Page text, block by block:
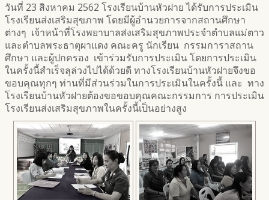
วันที่ 23 สิงหาคม 2562 โรงเรียนบ้านหัวฝาย ได้รับการประเมิน
โรงเรียนส่งเสริมสุขภาพ โดยมีผู้อำนวยการจากสถานศึกษา
ต่างๆ เจ้าหน้าที่โรงพยาบาลส่งเสริมสุขภาพประจำตำบลแม่ตาว
และตำบลพระธาตุผาแดง คณะครู นักเรียน กรรมการาสถาน
ศึกษา และผู้ปกครอง เข้าร่วมรับการประเมิน โดยการประเมิน
ในครั้งนี้สำเร็จลุล่วงไปได้ด้วยดี ทางโรงเรียนบ้านหัวฝายจึงขอ
ขอบคุณทุกๆ ท่านที่มีส่วนร่วมในการประเมินในครั้งนี้ และ ทาง
โรงเรียนบ้านหัวฝายต้องขอขอบคุณคณะกรรมการ การประเมิน
โรงเรียนส่งเสริมสุขภาพในครั้งนี้เป็นอย่างสูง